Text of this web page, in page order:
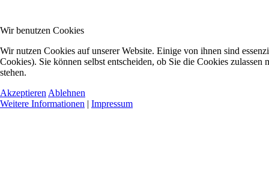
Wir benutzen Cookies
Wir nutzen Cookies auf unserer Website. Einige von ihnen sind
Cookies). Sie können selbst entscheiden, ob Sie die Cookies
stehen.
Akzeptieren Ablehnen
Weitere Informationen | Impressum